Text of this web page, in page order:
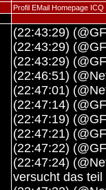
Profil EMail Homepage ICQ
(22:43:29)
(22:43:29)
(22:43:29)
(22:46:51)
(22:47:01)
(22:47:14)
(22:47:19)
(22:47:21)
(22:47:22)
(22:47:24)
versucht das teil